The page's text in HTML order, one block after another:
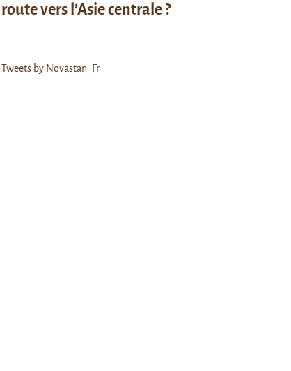
route vers l’Asie centrale ?
Tweets by Novastan_Fr